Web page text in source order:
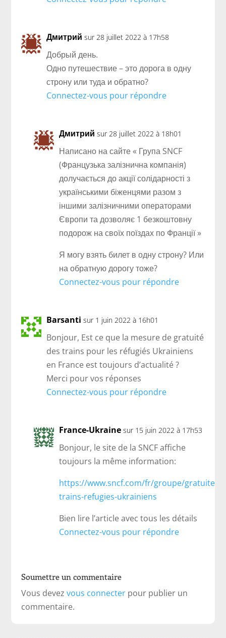
Дмитрий sur 28 juillet 2022 à 17h58
Добрый день.
Одно путешествие – это дорога в одну
строну или туда и обратно?
Connectez-vous pour répondre
Дмитрий sur 28 juillet 2022 à 18h01
Написано на сайте « Група SNCF
(Французька залізнична компанія)
долучається до акції солідарності з
українськими біженцями разом з
іншими залізничними операторами
Європи та дозволяє 1 безкоштовну
подорож на своїх поїздах по Франції »
Я могу взять билет в одну строну? Или
на обратную дорогу тоже?
Connectez-vous pour répondre
Barsanti sur 1 juin 2022 à 16h01
Bonjour, Est ce que la mesure de gratuité
des trains pour les réfugiés Ukrainiens
en France est toujours d’actualité ?
Merci pour vos réponses
Connectez-vous pour répondre
France-Ukraine sur 15 juin 2022 à 17h53
Bonjour, le site de la SNCF affiche
toujours la même information:
https://www.sncf.com/fr/groupe/gratuite-
trains-refugies-ukrainiens
Bien lire l’article avec tous les détails
Connectez-vous pour répondre
Soumettre un commentaire
Vous devezvous connecter pour publier un
commentaire.